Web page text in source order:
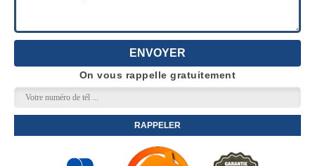
On vous rappelle gratuitement